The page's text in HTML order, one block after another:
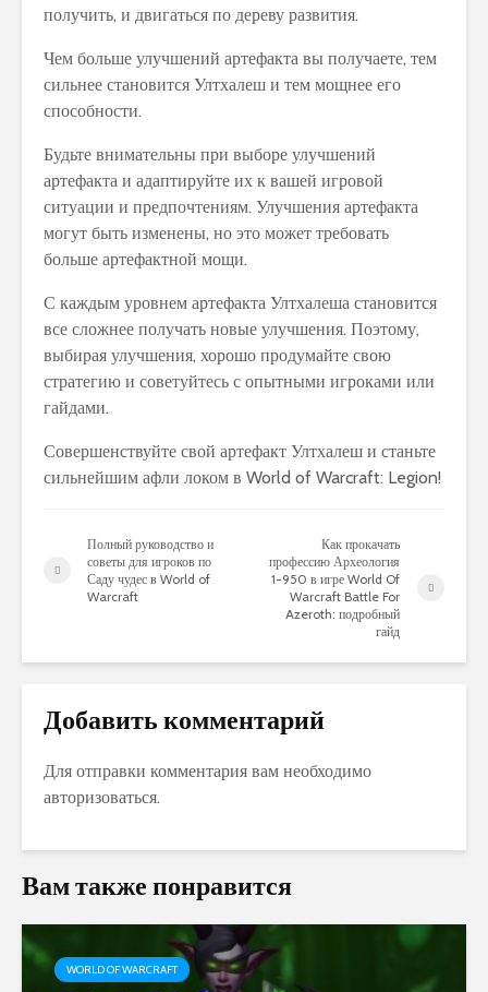
получить, и двигаться по дереву развития.
Чем больше улучшений артефакта вы получаете, тем
сильнее становится Ултхалеш и тем мощнее его
способности.
Будьте внимательны при выборе улучшений
артефакта и адаптируйте их к вашей игровой
ситуации и предпочтениям. Улучшения артефакта
могут быть изменены, но это может требовать
больше артефактной мощи.
С каждым уровнем артефакта Ултхалеша становится
все сложнее получать новые улучшения. Поэтому,
выбирая улучшения, хорошо продумайте свою
стратегию и советуйтесь с опытными игроками или
гайдами.
Совершенствуйте свой артефакт Ултхалеш и станьте
сильнейшим афли локом в World of Warcraft: Legion!
Полный руководство и
советы для игроков по
Саду чудес в World of
Warcraft
Как прокачать
профессию Археология
1-950 в игре World Of
Warcraft Battle For
Azeroth: подробный
гайд
Добавить комментарий
Для отправки комментария вам необходимо
авторизоваться.
Вам также понравится
WORLD OF WARCRAFT